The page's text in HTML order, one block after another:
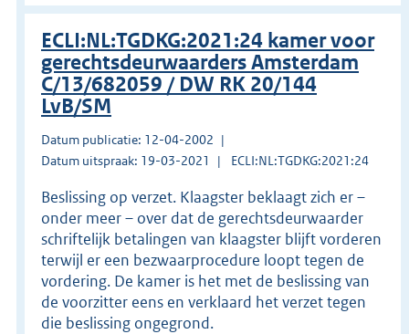
ECLI:NL:TGDKG:2021:24 kamer voor
gerechtsdeurwaarders Amsterdam
C/13/682059 / DW RK 20/144
LvB/SM
Datum publicatie: 12-04-2002
Datum uitspraak: 19-03-2021
ECLI:NL:TGDKG:2021:24
Beslissing op verzet. Klaagster beklaagt zich er –
onder meer – over dat de gerechtsdeurwaarder
schriftelijk betalingen van klaagster blijft vorderen
terwijl er een bezwaarprocedure loopt tegen de
vordering. De kamer is het met de beslissing van
de voorzitter eens en verklaard het verzet tegen
die beslissing ongegrond.